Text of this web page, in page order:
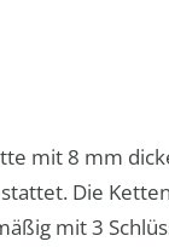
mit 8 mm
Die
mit 3